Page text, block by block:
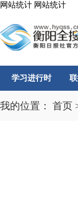
网站统计 网站统计
学习进行时
我的位置： 首页